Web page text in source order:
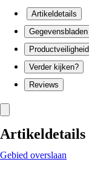
Artikeldetails
Gegevensbladen
Productveiligheid
Verder kijken?
Reviews
Artikeldetails
Gebied overslaan